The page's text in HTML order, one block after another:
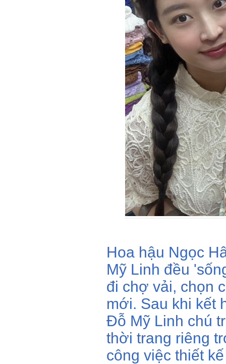
Hoa hậu Ngọc
Mỹ Linh đều
đi chợ vải, chọn
mới. Sau khi kết
Đỗ Mỹ Linh chú
thời trang riêng
công việc thiết